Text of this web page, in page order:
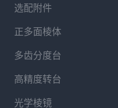
选配附件
正多面棱体
多齿分度台
高精度转台
光学棱镜